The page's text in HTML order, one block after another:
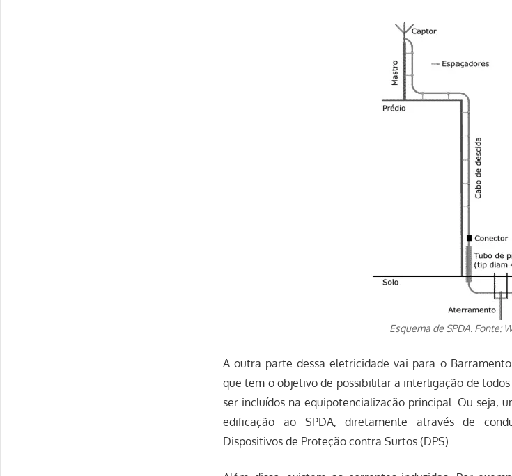
Esquema de SPDA. Fonte:
A outra parte dessa eletricidade vai para o
que tem o objetivo de possibilitar a interligação de
ser incluídos na equipotencialização principal. Ou seja,
edificação ao SPDA, diretamente através de
Dispositivos de Proteção contra Surtos (DPS).